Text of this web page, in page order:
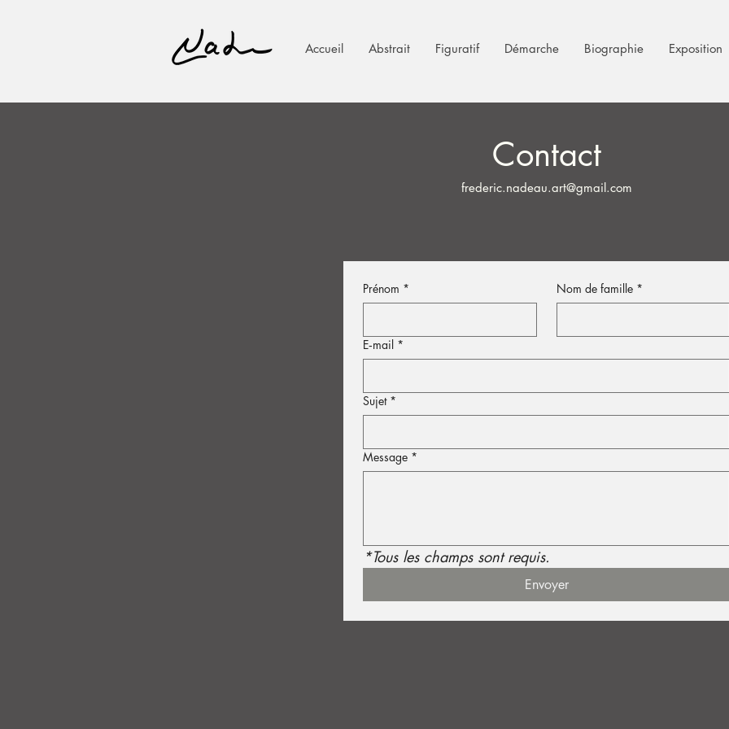
Accueil Abstrait Figuratif Démarche Biographie Exposition
Contact
frederic.nadeau.art@gmail.com
Prénom * Nom de famille *
E‑mail *
Sujet *
Message *
*Tous les champs sont requis.
Envoyer